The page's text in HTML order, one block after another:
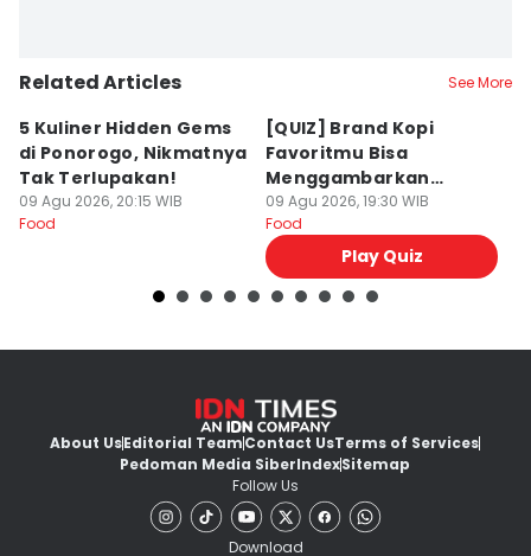
Related Articles See More
5 Kuliner Hidden Gems
di Ponorogo, Nikmatnya
Tak Terlupakan!
09 Agu 2026, 20:15 WIB
Food
[QUIZ] Brand Kopi
Favoritmu Bisa
Menggambarkan
Kepribadianmu Lho!
09 Agu 2026, 19:30 WIB
Food
Play Quiz
About UsEditorial TeamContact UsTerms of Services
Pedoman Media SiberIndexSitemap
Follow Us
Download